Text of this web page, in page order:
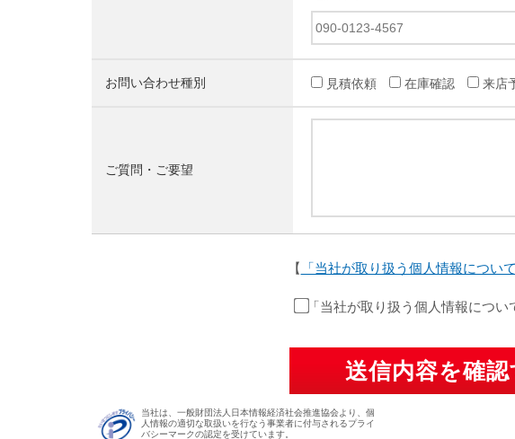
お問い合わせ種別 見積依頼 在庫確認 来店
ご質問・ご要望
【 「当社が取り扱う個人情報について
「当社が取り扱う個人情報につ
当社は、一般財団法人日本情報経済社会推進協会より、個
人情報の適切な取扱いを行なう事業者に付与されるプライ
バシーマークの認定を受けています。